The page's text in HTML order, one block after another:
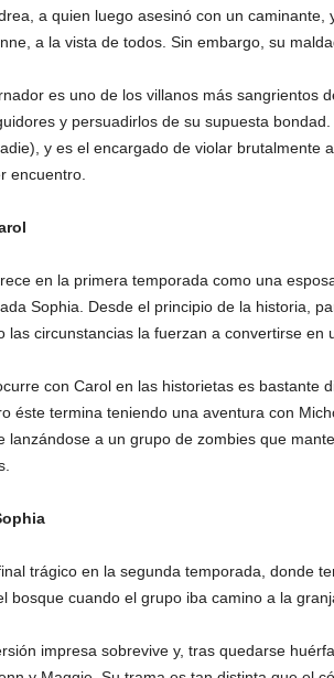
a quien luego asesinó con un caminante,
a la vista de todos. Sin embargo, su
es uno de los villanos más sangrientos
y persuadirlos de su supuesta
y es el encargado de violar brutalmente
encuentro.
en la primera temporada como una
Sophia. Desde el principio de la historia,
las circunstancias la fuerzan a convertirse en
con Carol en las historietas es bastante
éste termina teniendo una aventura con
lanzándose a un grupo de zombies que
trágico en la segunda temporada, donde
bosque cuando el grupo iba camino a la
impresa sobrevive y, tras quedarse